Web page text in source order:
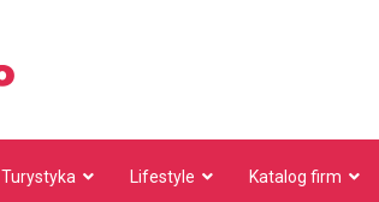
Turystyka Lifestyle Katalog firm